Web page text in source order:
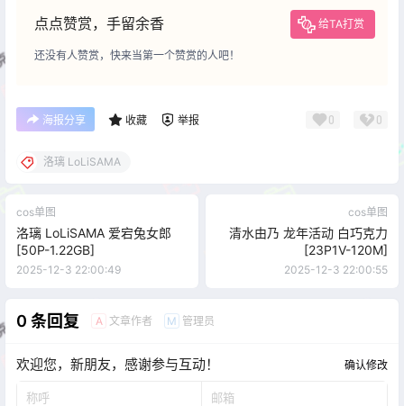
点点赞赏，手留余香 给TA打赏
还没有人赞赏，快来当第一个赞赏的人吧！
海报分享 收藏 举报 0 0
洛璃 LoLiSAMA
cos单图
洛璃 LoLiSAMA 爱宕兔女郎
[50P-1.22GB]
2025-12-3 22:00:49
cos单图
清水由乃 龙年活动 白巧克力
[23P1V-120M]
2025-12-3 22:00:55
0 条回复 A 文章作者 M 管理员
欢迎您，新朋友，感谢参与互动！ 确认修改